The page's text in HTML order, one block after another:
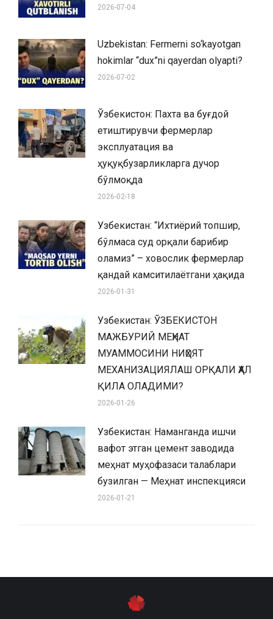
2026-07-04
Uzbekistan: Fermerni so‘kayotgan
hokimlar “dux”ni qayerdan olyapti?
2026-07-02
Ўзбекистон: Пахта ва буғдой
етиштирувчи фермерлар
эксплуатация ва
ҳуқуқбузарликларга дучор
бўлмоқда
2026-02-18
Узбекистан: “Ихтиёрий топшир,
бўлмаса суд орқали барибир
оламиз” – ховослик фермерлар
қандай камситилаётгани ҳақида
2026-01-31
Узбекистан: ЎЗБЕКИСТОН
МАЖБУРИЙ МЕҲНАТ
МУАММОСИНИ НИҲОЯТ
МЕХАНИЗАЦИЯЛАШ ОРҚАЛИ ҲАЛ
ҚИЛА ОЛАДИМИ?
2026-01-26
Узбекистан: Наманганда ишчи
вафот этган цемент заводида
меҳнат муҳофазаси талаблари
бузилган — Меҳнат инспекцияси
2026-01-21